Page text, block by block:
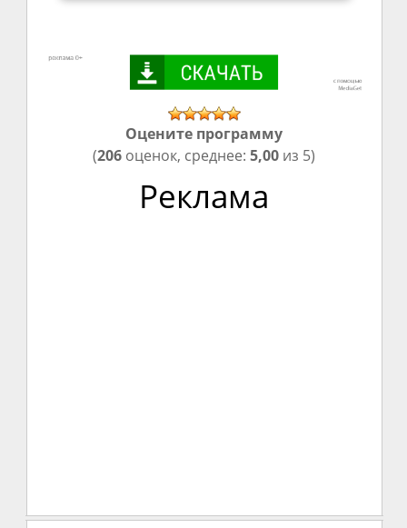
Оцените программу
(206 оценок, среднее:5,00 из 5)
Реклама